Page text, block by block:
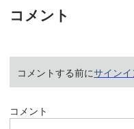
コメント
コメントする前にサイン
コメント